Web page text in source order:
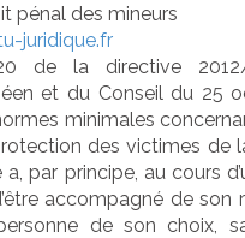
pénal des mineurs
juridique.fr
de la directive
et du Conseil du 25
minimales
des victimes de
par principe, au cours
accompagné de son
de son choix,